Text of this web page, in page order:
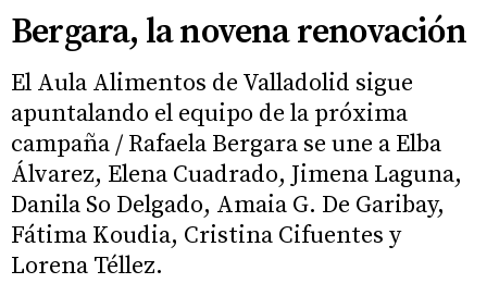
Bergara, la novena renovación
El Aula Alimentos de Valladolid sigue
apuntalando el equipo de la próxima
campaña / Rafaela Bergara se une a Elba
Álvarez, Elena Cuadrado, Jimena Laguna,
Danila So Delgado, Amaia G. De Garibay,
Fátima Koudia, Cristina Cifuentes y
Lorena Téllez.